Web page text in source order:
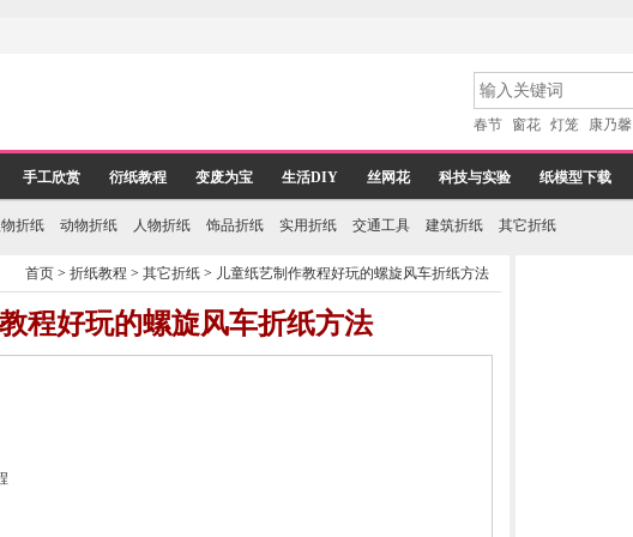
春节 窗花 灯笼 康乃馨
手工欣赏 衍纸教程 变废为宝 生活DIY 丝网花 科技与实验 纸模型下载
折纸 动物折纸 人物折纸 饰品折纸 实用折纸 交通工具 建筑折纸 其它折纸
首页 >折纸教程 >其它折纸 > 儿童纸艺制作教程好玩的螺旋风车折纸方法
程好玩的螺旋风车折纸方法